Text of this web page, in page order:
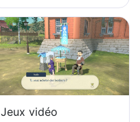
Jeux vidéo